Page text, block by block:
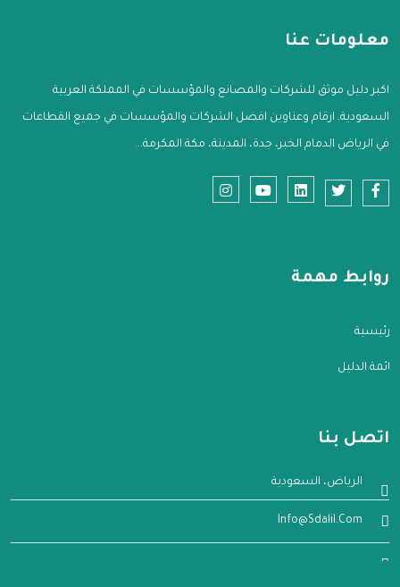
معلومات عنا
اكبر دليل موثق للشركات والمصانع والمؤسسات في المملكة العربية
السعودية. ارقام وعناوين افضل الشركات والمؤسسات في جميع القطاعات
في الرياض الدمام الخبر، جدة، المدينة، مكة المكرمة...
روابط مهمة
الرئيسية
قائمة الدليل
اتصل بنا
الرياض، السعودية
Info@sdalil.com